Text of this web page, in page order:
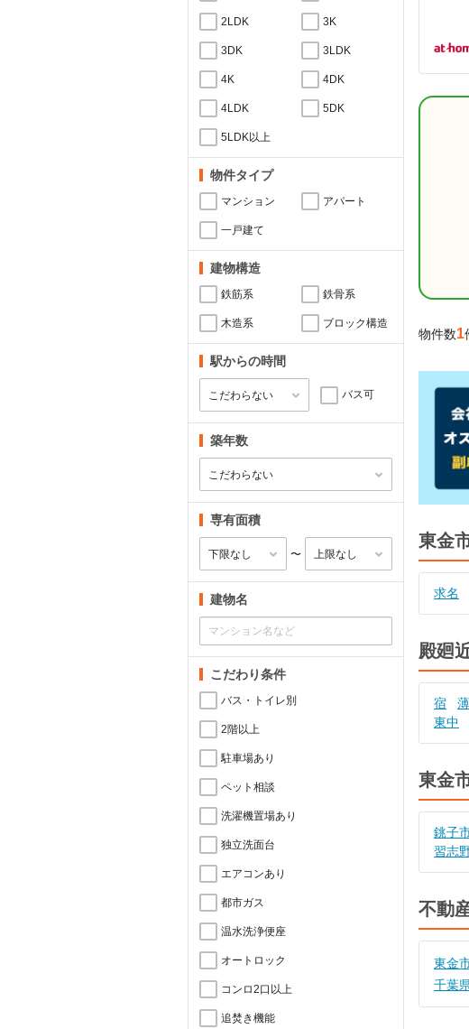
2LDK 3K
3DK 3LDK
4K 4DK
4LDK 5DK
5LDK以上
物件タイプ
マンション アパート
一戸建て
建物構造
鉄筋系 鉄骨系
木造系 ブロック構造
駅からの時間
バス可
築年数
専有面積
〜
建物名
こだわり条件
バス・トイレ別
2階以上
駐車場あり
ペット相談
洗濯機置場あり
独立洗面台
エアコンあり
都市ガス
温水洗浄便座
オートロック
コンロ2口以上
追焚き機能
物件数1
東金
求名
殿廻
宿
東中
東金
銚子
習志
不動
東金
千葉